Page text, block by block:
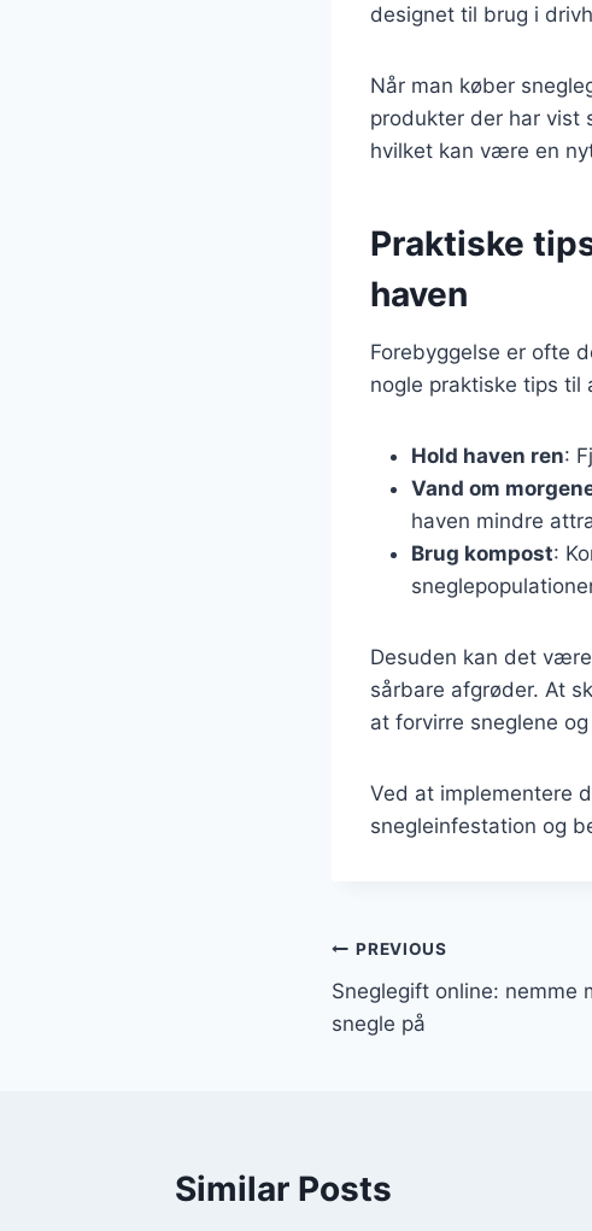
designet til brug i
Når man køber
produkter der har vist
hvilket kan være en
Praktiske
haven
Forebyggelse er ofte
nogle praktiske tips
Hold haven ren:
Vand om
haven mindre
Brug kompost:
Desuden kan det
sårbare afgrøder. At
at forvirre sneglene
Ved at implementere
snegleinfestation og
PREVIOUS
Sneglegift online: nemme
snegle på
Similar Posts